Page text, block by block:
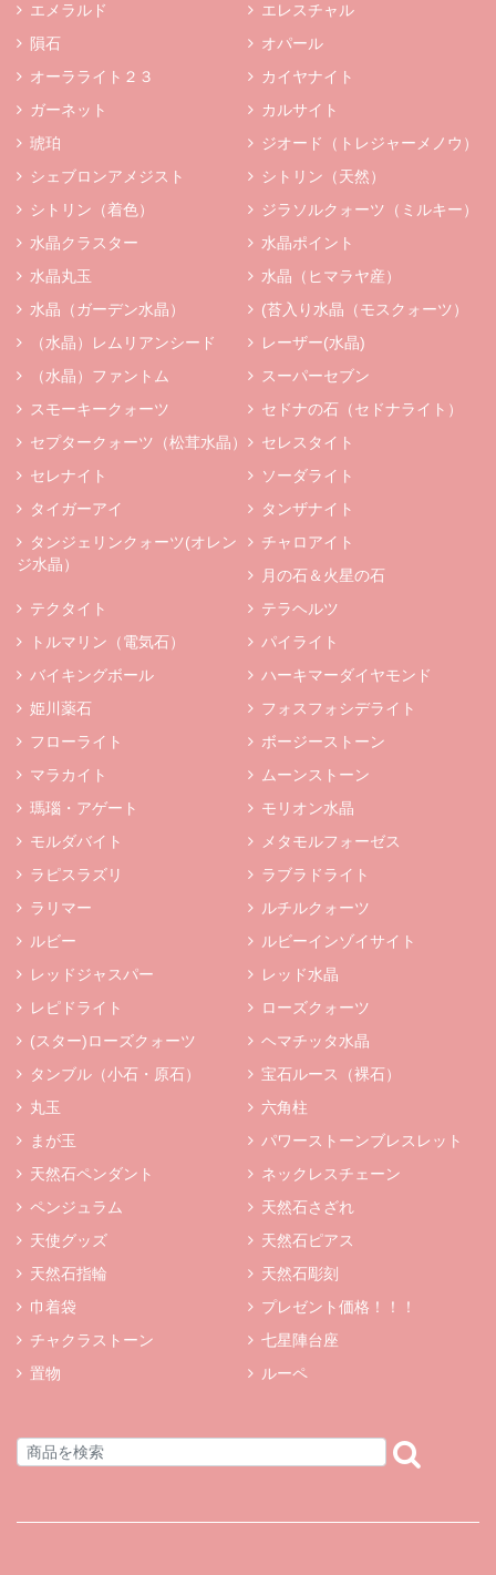
エメラルド
エレスチャル
隕石
オパール
オーラライト２３
カイヤナイト
ガーネット
カルサイト
琥珀
ジオード（トレジャーメノウ）
シェブロンアメジスト
シトリン（天然）
シトリン（着色）
ジラソルクォーツ（ミルキー）
水晶クラスター
水晶ポイント
水晶丸玉
水晶（ヒマラヤ産）
水晶（ガーデン水晶）
(苔入り水晶（モスクォーツ）
（水晶）レムリアンシード
レーザー(水晶)
（水晶）ファントム
スーパーセブン
スモーキークォーツ
セドナの石（セドナライト）
セプタークォーツ（松茸水晶）
セレスタイト
セレナイト
ソーダライト
タイガーアイ
タンザナイト
タンジェリンクォーツ(オレン
ジ水晶）
チャロアイト
月の石＆火星の石
テクタイト
テラヘルツ
トルマリン（電気石）
パイライト
バイキングボール
ハーキマーダイヤモンド
姫川薬石
フォスフォシデライト
フローライト
ボージーストーン
マラカイト
ムーンストーン
瑪瑙・アゲート
モリオン水晶
モルダバイト
メタモルフォーゼス
ラピスラズリ
ラブラドライト
ラリマー
ルチルクォーツ
ルビー
ルビーインゾイサイト
レッドジャスパー
レッド水晶
レピドライト
ローズクォーツ
(スター)ローズクォーツ
ヘマチッタ水晶
タンブル（小石・原石）
宝石ルース（裸石）
丸玉
六角柱
まが玉
パワーストーンブレスレット
天然石ペンダント
ネックレスチェーン
ペンジュラム
天然石さざれ
天使グッズ
天然石ピアス
天然石指輪
天然石彫刻
巾着袋
プレゼント価格！！！
チャクラストーン
七星陣台座
置物
ルーペ